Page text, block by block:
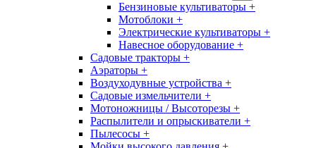
Бензиновые культиваторы +
Мотоблоки +
Электрические культиваторы +
Навесное оборудование +
Садовые тракторы +
Аэраторы +
Воздуходувные устройства +
Садовые измельчители +
Мотоножницы / Высоторезы +
Распылители и опрыскиватели +
Пылесосы +